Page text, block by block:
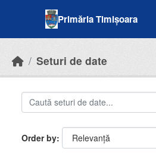
Primăria Timișoara
Seturi de date
Order by